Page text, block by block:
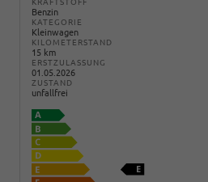
Benzin
KATEGORIE
Kleinwagen
KILOMETERSTAND
15 km
ERSTZULASSUNG
01.05.2026
ZUSTAND
unfallfrei